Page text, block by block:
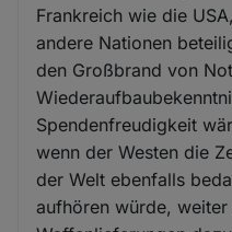
Frankreich wie die
andere Nationen
den Großbrand von
Spendenfreudigkeit
wenn der Westen die
der Welt ebenfalls
aufhören würde,